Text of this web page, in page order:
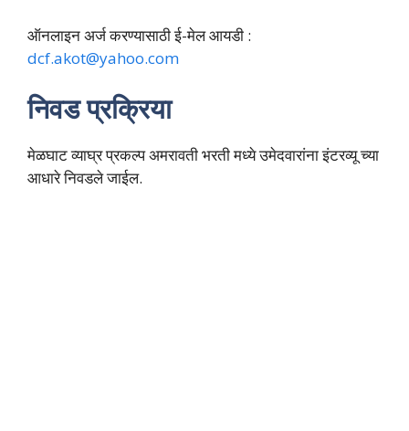
ऑनलाइन अर्ज करण्यासाठी ई-मेल आयडी :
dcf.akot@yahoo.com
निवड प्रक्रिया
मेळघाट व्याघ्र प्रकल्प अमरावती भरती मध्ये उमेदवारांना इंटरव्यू च्या
आधारे निवडले जाईल.